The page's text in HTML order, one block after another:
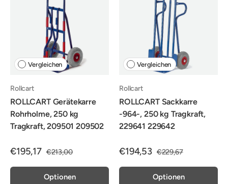
Vergleichen
Rollcart
ROLLCART Gerätekarre
Rohrholme, 250 kg
Tragkraft, 209501 209502
€195,17 €213,00
Optionen
Vergleichen
Rollcart
ROLLCART Sackkarre
-964-, 250 kg Tragkraft,
229641 229642
€194,53 €229,67
Optionen